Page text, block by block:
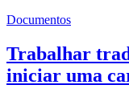
Documentos
Trabalhar
iniciar uma